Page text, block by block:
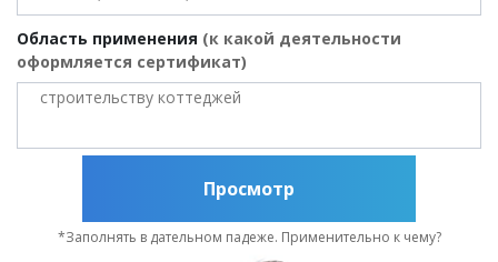
Область применения (к какой деятельности
оформляется сертификат)
Просмотр
*Заполнять в дательном падеже. Применительно к чему?